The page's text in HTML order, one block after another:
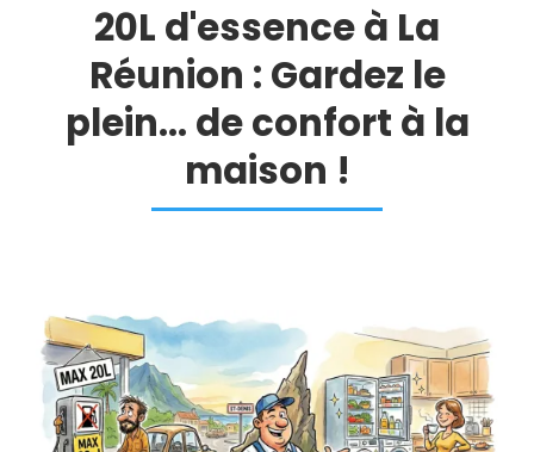
20L d'essence à La
Réunion : Gardez le
plein... de confort à la
maison !